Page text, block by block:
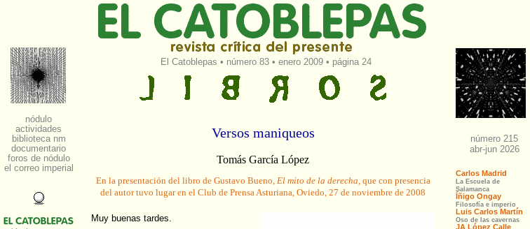
El Catoblepas • número 83• enero 2009 • página 24
Versos maniqueos
Tomás García López
En la presentación del libro de Gustavo Bueno, El mito de la derecha,que con presencia
del autor tuvo lugar en el Club de Prensa Asturiana, Oviedo, 27 de noviembre de 2008
Muy buenas tardes.